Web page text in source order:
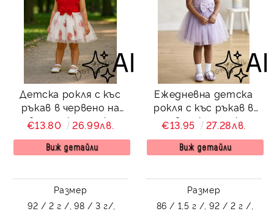
Детска рокля с къс
ръкав в червено на
цветя с къдрички,
панделка и тюл Ваяна
€13.80 26.99лв.
Виж детайли
Размер
92 / 2 г /, 98 / 3 г/,
Ежедневна детска
рокля с къс ръкав в
лилаво с къдрички и
тюл в долната част
Оливия
€13.95 27.28лв.
Виж детайли
Размер
86 / 1,5 г /, 92 / 2 г /,